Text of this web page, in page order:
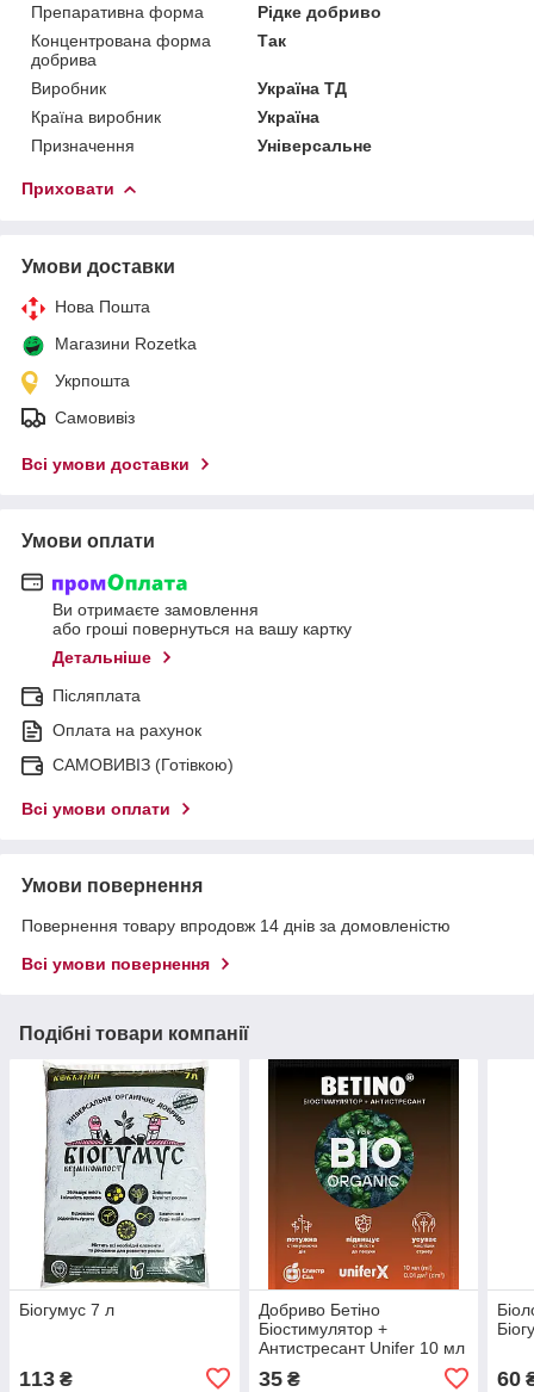
Препаративна форма
Рідке добриво
Концентрована форма
добрива
Так
Виробник
Україна ТД
Країна виробник
Україна
Призначення
Універсальне
Приховати
Умови доставки
Нова Пошта
Магазини Rozetka
Укрпошта
Самовивіз
Всі умови доставки
Умови оплати
Ви отримаєте замовлення
або гроші повернуться на вашу картку
Детальніше
Післяплата
Оплата на рахунок
САМОВИВІЗ (Готівкою)
Всі умови оплати
Умови повернення
Повернення товару впродовж 14 днів за домовленістю
Всі умови повернення
Подібні товари компанії
Біогумус 7 л
113 ₴
Добриво Бетіно
Біостимулятор +
Антистресант Unifer 10 мл
35₴ 60